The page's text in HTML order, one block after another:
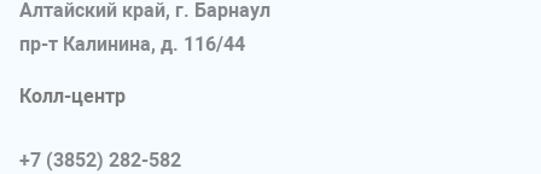
Алтайский край, г. Барнаул
пр-т Калинина, д. 116/44
Колл-центр
+7 (3852) 282-582